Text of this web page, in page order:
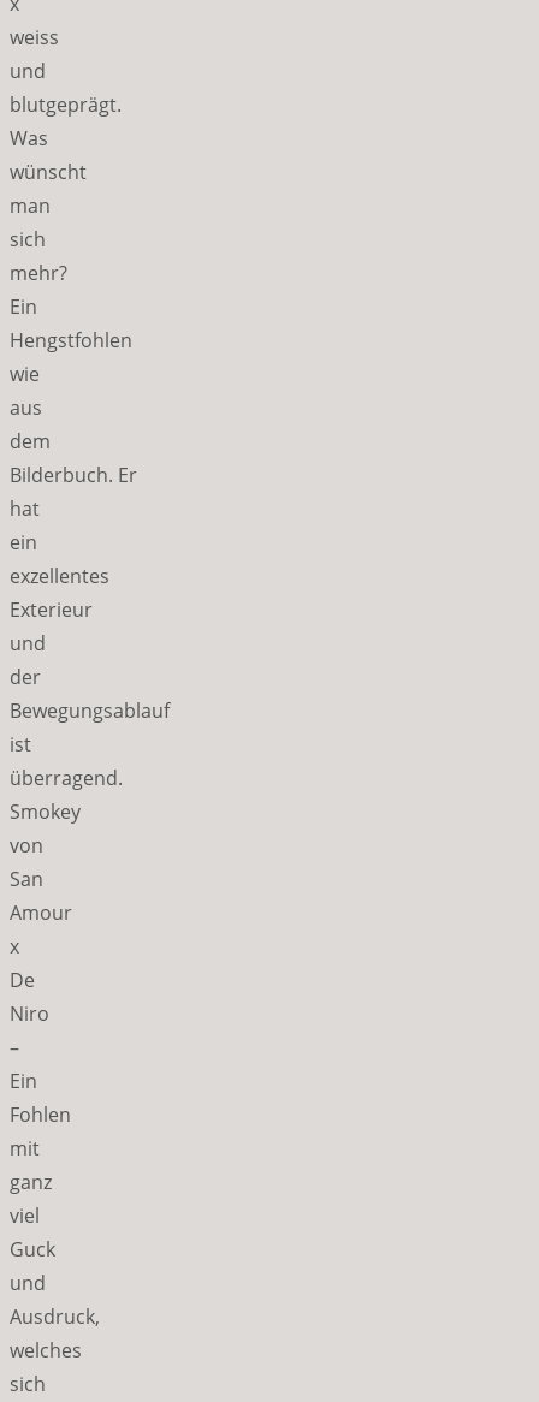
weiss
und
blutgeprägt.
Was
wünscht
man
sich
mehr?
Ein
Hengstfohlen
wie
aus
dem
Bilderbuch. Er
hat
ein
exzellentes
Exterieur
und
der
Bewegungsablauf
ist
überragend.
Smokey
von
San
Amour
x
De
Niro
–
Ein
Fohlen
mit
ganz
viel
Guck
und
Ausdruck,
welches
sich